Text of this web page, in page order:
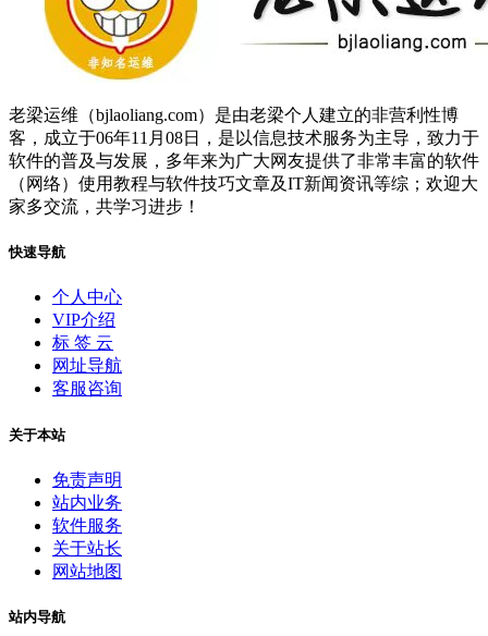
老梁运维（bjlaoliang.com）是由老梁个人建立的非营利性博
客，成立于06年11月08日，是以信息技术服务为主导，致力于
软件的普及与发展，多年来为广大网友提供了非常丰富的软件
（网络）使用教程与软件技巧文章及IT新闻资讯等综；欢迎大
家多交流，共学习进步！
快速导航
个人中心
VIP介绍
标 签 云
网址导航
客服咨询
关于本站
免责声明
站内业务
软件服务
关于站长
网站地图
站内导航